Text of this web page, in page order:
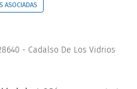
ASOCIADAS
- Cadalso De Los Vidrios